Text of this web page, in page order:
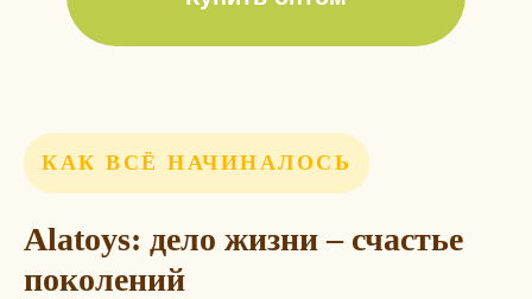
КАК ВСЁ НАЧИНАЛОСЬ
Alatoys: дело жизни – счастье
поколений
Артём и Яна
Наумовы